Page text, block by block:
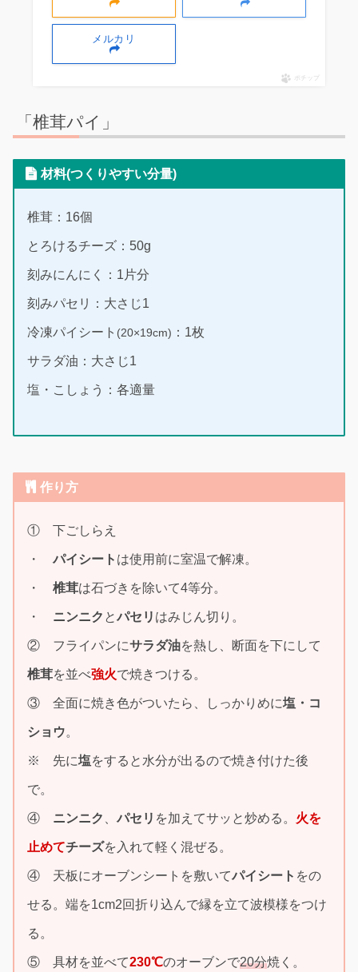
メルカリ
ポチップ
「椎茸パイ」
材料(つくりやすい分量)
椎茸：16個
とろけるチーズ：50g
刻みにんにく：1片分
刻みパセリ：大さじ1
冷凍パイシート (20×19cm) ：1枚
サラダ油：大さじ1
塩・こしょう：各適量
作り方
① 下ごしらえ
・ パイシート は使用前に室温で解凍。
・ 椎茸は石づきを除いて4等分。
・ ニンニク とパセリ はみじん切り。
② フライパンにサラダ油を熱し、断面を下にして
椎茸を並べ強火で焼きつける。
③ 全面に焼き色がついたら、しっかりめに塩・コ
ショウ。
※ 先に塩をすると水分が出るので焼き付けた後
で。
④ ニンニク パセリ を加えてサッと炒める。 火を
止めてチーズを入れて軽く混ぜる。
④ 天板にオーブンシートを敷いてパイシート をの
せる。端を1cm2回折り込んで縁を立て波模様をつけ
る。
⑤ 具材を並べて230℃のオーブンで20分焼く。